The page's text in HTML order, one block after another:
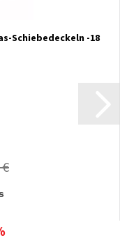
Schiebedeckeln -18